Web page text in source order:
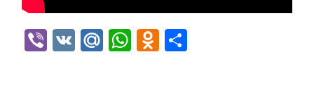
Viber
VK Mail.Ru
WhatsApp
Odnoklassniki